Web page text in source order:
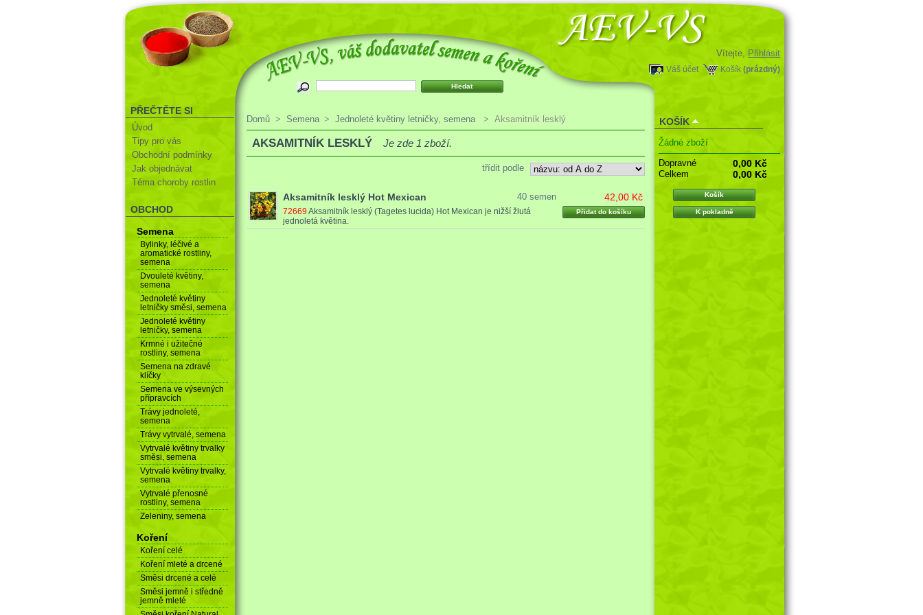
Vítejte, Přihlásit
Košík (prázdný)
Váš účet
PŘEČTĚTE SI
Úvod
Tipy pro vás
Obchodní podmínky
Jak objednávat
Téma choroby rostlin
OBCHOD
Semena
Bylinky, léčivé a
aromatické rostliny,
semena
Dvouleté květiny,
semena
Jednoleté květiny
letničky směsi, semena
Jednoleté květiny
letničky, semena
Krmné i užitečné
rostliny, semena
Semena na zdravé
klíčky
Semena ve výsevných
přípravcích
Trávy jednoleté,
semena
Trávy vytrvalé, semena
Vytrvalé květiny trvalky
směsi, semena
Vytrvalé květiny trvalky,
semena
Vytrvalé přenosné
rostliny, semena
Zeleniny, semena
Koření
Koření celé
Koření mleté a drcené
Směsi drcené a celé
Směsi jemně i středně
jemně mleté
Domů > Semena > Jednoleté květiny letničky, semena > Aksamitník lesklý
AKSAMITNÍK LESKLÝ Je zde 1 zboží.
třídit podle
Aksamitník lesklý Hot Mexican 40 semen
72669Aksamitník lesklý (Tagetes lucida) Hot Mexican je nižší žlutá
jednoletá květina.
42,00 Kč
Přidat do košíku
KOŠÍK
Žádné zboží
Dopravné
0,00 Kč
Celkem 0,00 Kč
Košík
K pokladně